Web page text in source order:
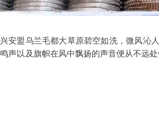
盟乌兰毛都大草原碧空如洗，微风沁
声以及旗帜在风中飘扬的声音便从不远